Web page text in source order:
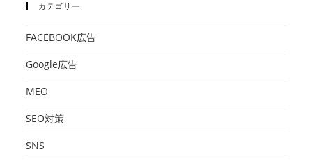
カテゴリー
FACEBOOK広告
Google広告
MEO
SEO対策
SNS